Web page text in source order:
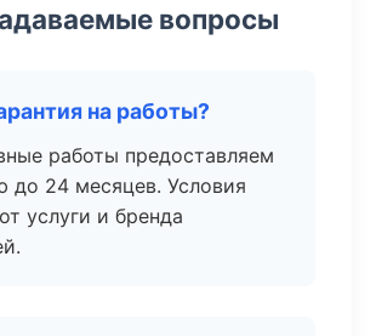
вопросы
на работы?
работы предоставляем
до 24 месяцев. Условия
услуги и бренда